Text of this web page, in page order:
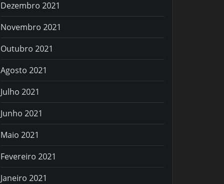
Dezembro 2021
Novembro 2021
Outubro 2021
Agosto 2021
Julho 2021
Junho 2021
Maio 2021
Fevereiro 2021
Janeiro 2021